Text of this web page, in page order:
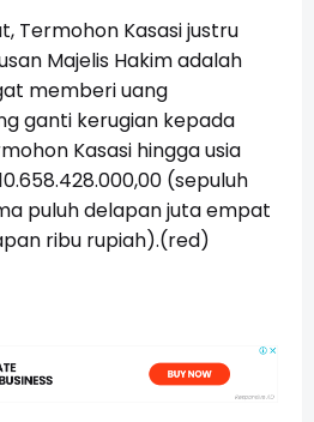
Termohon Kasasi justru
Majelis Hakim adalah
memberi uang
ganti kerugian kepada
Kasasi hingga usia
(sepuluh
puluh delapan juta empat
ribu rupiah).(red)